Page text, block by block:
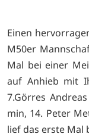
Einen
M50er
Mal bei einer
auf Anhieb mit
7.Görres
min, 14. Peter
lief das erste